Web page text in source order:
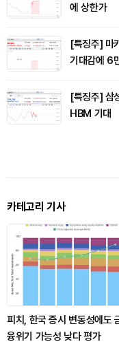
에 상한가
[특징주] 마
기대감에 6
[특징주] 삼
HBM 기대
카테고리 기사
피치, 한국 증시 변동성에도
융위기 가능성 낮다 평가